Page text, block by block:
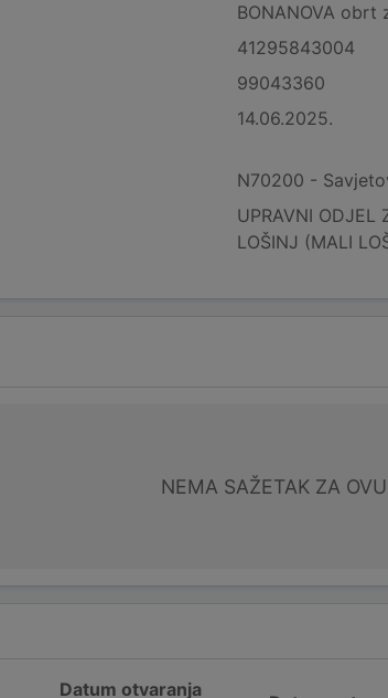
BONANOVA obrt
41295843004
99043360
14.06.2025.
N70200 -
UPRAVNI ODJEL
LOŠINJ (MALI
NEMA SAŽETAK ZA
Datum otvaranja